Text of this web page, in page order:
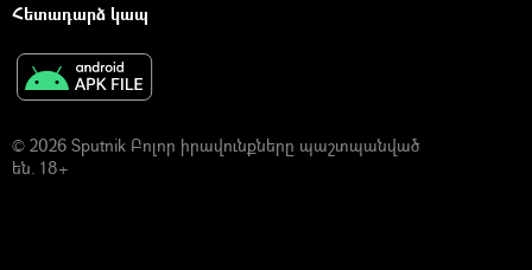
Հետադարձ կապ
© 2026 Sputnik Բոլոր իրավունքները պաշտպանված
են. 18+